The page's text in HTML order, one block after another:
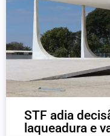
STF adia
laqueadura e